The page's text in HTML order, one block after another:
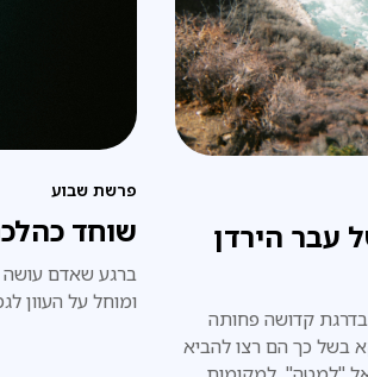
עבר הירדן
בדרגת קדושה פחותה
בשל כך הם רצו להביא
פרשת שבוע
שוחד
ברגע שאדם עושה
ומוחל על העוון